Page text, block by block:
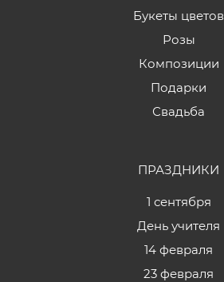
Букеты цветов
Розы
Композиции
Подарки
Свадьба
ПРАЗДНИКИ
1 сентября
День учителя
14 февраля
23 февраля